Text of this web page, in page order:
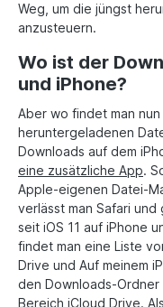
Weg, um die jüngst
anzusteuern.
Wo ist der
und iPhone?
Aber wo findet man
heruntergeladenen
Downloads auf dem
eine zusätzliche App.
Apple-eigenen Datei-
verlässt man Safari
seit iOS 11 auf iPhone
findet man eine Liste
Drive und Auf meinem
den Downloads-
Bereich iCloud Drive.